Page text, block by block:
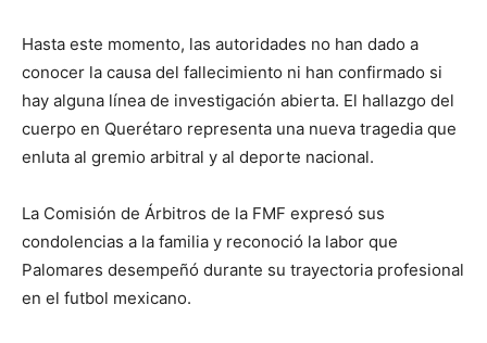
Hasta este momento, las autoridades no han dado a
conocer la causa del fallecimiento ni han confirmado si
hay alguna línea de investigación abierta. El hallazgo del
cuerpo en Querétaro representa una nueva tragedia que
enluta al gremio arbitral y al deporte nacional.
La Comisión de Árbitros de la FMF expresó sus
condolencias a la familia y reconoció la labor que
Palomares desempeñó durante su trayectoria profesional
en el futbol mexicano.